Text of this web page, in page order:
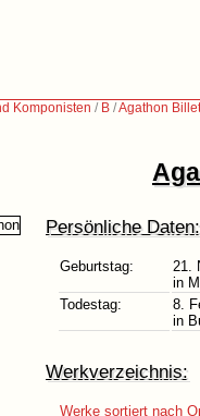
Komponisten / B /Agathon
Persönliche Daten:
Geburtstag:
21.
in
Todestag:
8.
in
Werkverzeichnis:
Werke sortiert nach